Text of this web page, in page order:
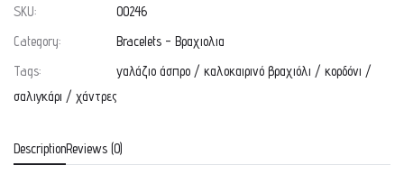
SKU:
00246
Category:
Bracelets - Βραχιολια
Tags:
γαλάζιο άσπρο / καλοκαιρινό βραχιόλι / κορδόνι /
σαλιγκάρι / χάντρες
DescriptionReviews (0)